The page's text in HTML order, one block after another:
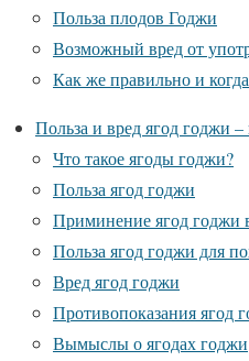
Польза плодов Годжи
Возможный вред от
Как же правильно и
Польза и вред ягод годжи
Что такое ягоды годжи?
Польза ягод годжи
Приминение ягод годжи
Польза ягод годжи для
Вред ягод годжи
Противопоказания ягод
Вымыслы о ягодах годжи